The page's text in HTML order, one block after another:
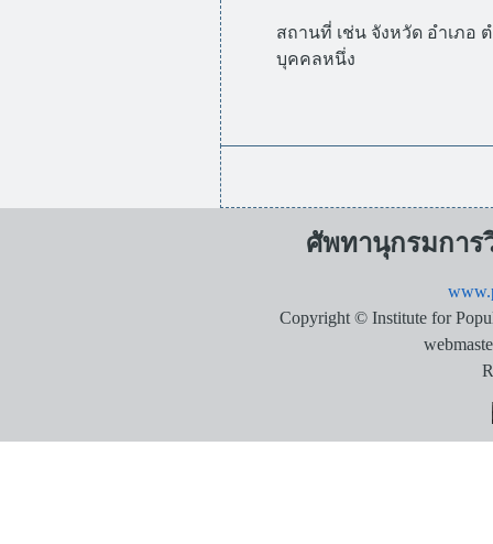
สถานที่ เช่น จังหวัด อำเภอ
บุคคลหนึ่ง
ศัพทานุกรมการ
Copyright © Institute for